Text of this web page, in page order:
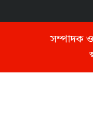
সম্পাদক